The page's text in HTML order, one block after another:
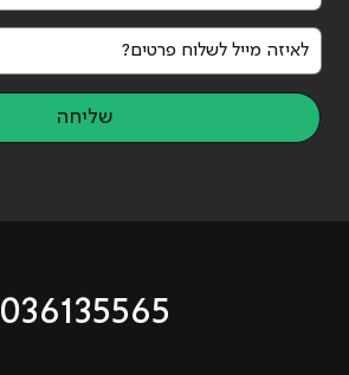
לאיזה מייל לשלוח פרטים?
שליחה
036135565